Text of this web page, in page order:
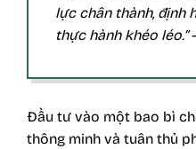
lực chân thành, định
thực hành khéo léo.”
Đầu tư vào một bao bì
thông minh và tuân thủ